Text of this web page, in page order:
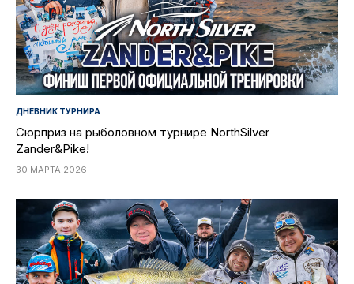
ДНЕВНИК ТУРНИРА
Сюрприз на рыболовном турнире NorthSilver
Zander&Pike!
30 МАРТА 2026